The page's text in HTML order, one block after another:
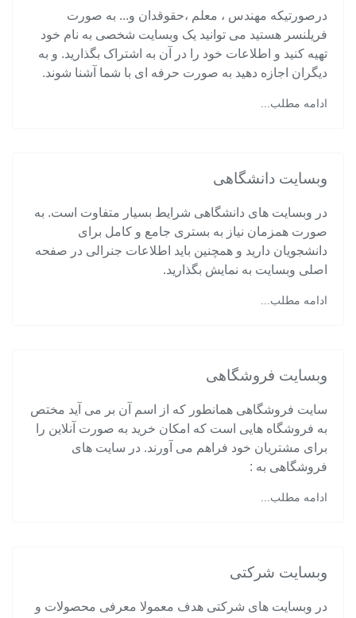
درصورتیکه مهندس ، معلم ،حقوقدان و... به صورت
فریلنسر هستید می توانید یک وبسایت شخصی به نام خود
تهیه کنید و اطلاعات خود را در آن به اشتراک بگذارید. و به
دیگران اجازه دهید به صورت حرفه ای با شما آشنا شوند.
ادامه مطلب...
وبسایت دانشگاهی
در وبسایت های دانشگاهی شرایط بسیار متفاوت است. به
صورت همزمان نیاز به بستری جامع و کامل برای
دانشجویان دارید و همچنین باید اطلاعات جنرالی در صفحه
اصلی وبسایت به نمایش بگذارید.
ادامه مطلب...
وبسایت فروشگاهی
سایت فروشگاهی همانطور که از اسم آن بر می آید مختص
به فروشگاه هایی است که امکان خرید به صورت آنلاین را
برای مشتریان خود فراهم می آورند. در سایت های
فروشگاهی به :
ادامه مطلب...
وبسایت شرکتی
در وبسایت های شرکتی هدف معمولا معرفی محصولات و